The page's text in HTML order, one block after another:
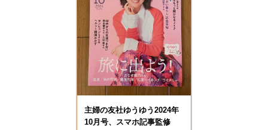
主婦の友社ゆうゆう2024年
10月号、スマホ記事監修